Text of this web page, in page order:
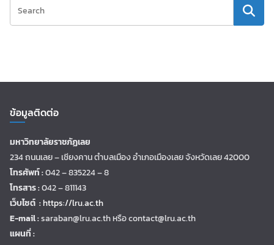
ข้อมูลติดต่อ
มหาวิทยาลัยราชภัฏเลย
234 ถนนเลย – เชียงคาน ตำบลเมือง อำเภอเมืองเลย จังหวัดเลย 42000
โทรศัพท์ :042 – 835224 – 8
โทรสาร :042 – 811143
เว็บไซต์ :https://lru.ac.th
E-mail :saraban@lru.ac.thหรือ contact@lru.ac.th
แผนที่ :